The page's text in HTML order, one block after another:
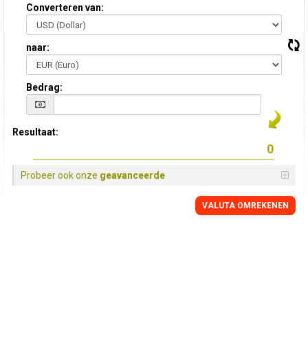
Converteren van:
naar:
Bedrag:
Resultaat:
Probeer ook onze geavanceerde
VALUTA OMREKENEN